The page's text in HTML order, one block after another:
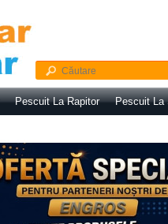
Pescuit La Rapitor Pescuit La